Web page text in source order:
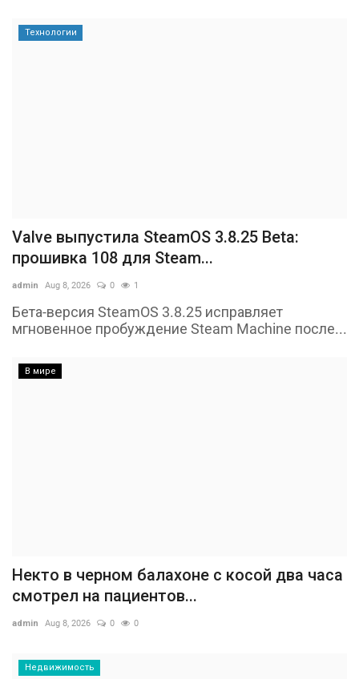
Технологии
Valve выпустила SteamOS 3.8.25 Beta:
прошивка 108 для Steam...
admin Aug 8, 2026 0 1
Бета-версия SteamOS 3.8.25 исправляет
мгновенное пробуждение Steam Machine после...
В мире
Некто в черном балахоне с косой два часа
смотрел на пациентов...
admin Aug 8, 2026 0 0
Недвижимость